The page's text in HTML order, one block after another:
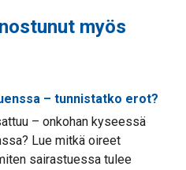
myös
– tunnistatko erot?
– onkohan kyseessä
Lue mitkä oireet
sairastuessa tulee